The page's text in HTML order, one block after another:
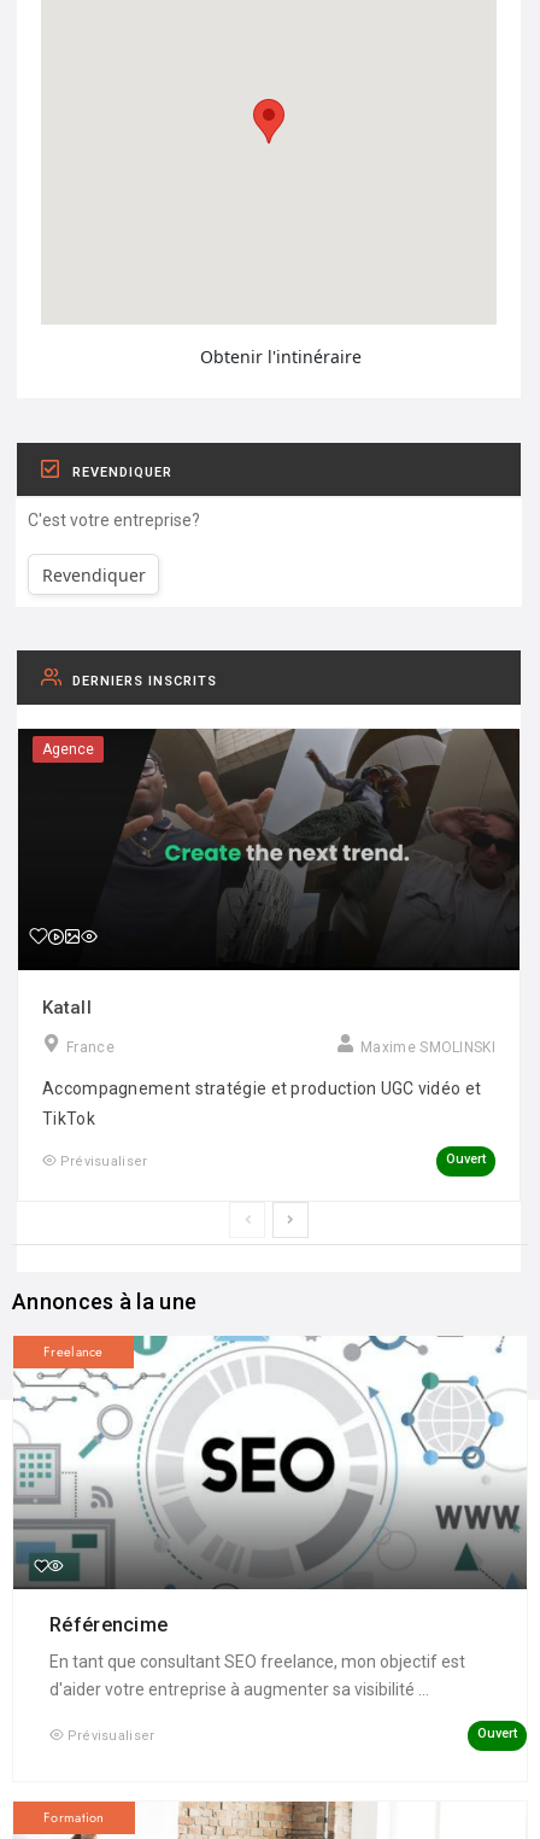
Obtenir l'intinéraire
REVENDIQUER
C'est votre entreprise?
Revendiquer
DERNIERS INSCRITS
Agence
Katall
France Maxime SMOLINSKI
Accompagnement stratégie et production UGC vidéo et
TikTok
Prévisualiser Ouvert
Annonces à la une
Freelance
Référencime
En tant que consultant SEO freelance, mon objectif est
d'aider votre entreprise à augmenter sa visibilité ...
Prévisualiser Ouvert
Formation